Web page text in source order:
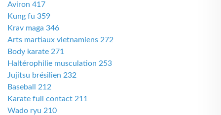
Aviron 417
Kung fu 359
Krav maga 346
Arts martiaux vietnamiens 272
Body karate 271
Haltérophilie musculation 253
Jujitsu brésilien 232
Baseball 212
Karate full contact 211
Wado ryu 210